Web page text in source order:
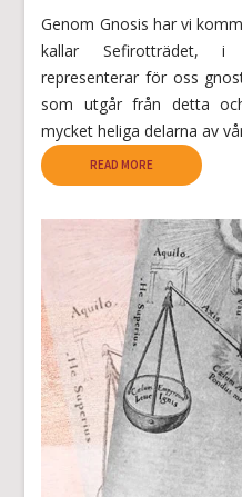
Genom Gnosis har vi
kallar Sefirotträdet, i
representerar för oss
som utgår från detta
mycket heliga delarna av
READ MORE